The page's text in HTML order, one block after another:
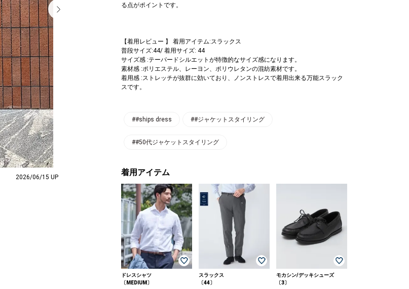
2026/06/15 UP
る点がポイントです。
【着用レビュー 】 着用アイテム:スラックス
普段サイズ:44/ 着用サイズ: 44
サイズ感 :テーパードシルエットが特徴的なサイズ感になります。
素材感 :ポリエステル、レーヨン、ポリウレタンの混紡素材です。
着用感 :ストレッチが抜群に効いており、ノンストレスで着用出来る万能スラック
スです。
##ships dress ##ジャケットスタイリング
##50代ジャケットスタイリング
着用アイテム
ドレスシャツ
〔MEDIUM〕
スラックス
〔44〕
モカシン/デッキシューズ
〔3〕